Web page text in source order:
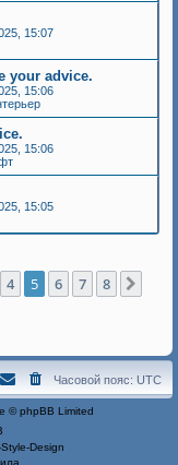
15:07
your advice.
15:06
15:06
15:05
8
4 5 6 7 8
Часовой пояс: UTC
© phpBB Limited
Design